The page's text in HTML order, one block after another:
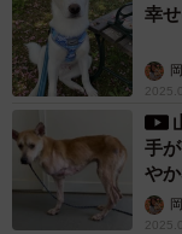
幸
手
や